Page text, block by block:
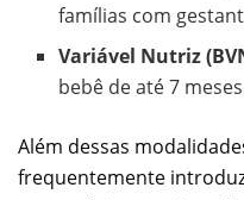
famílias com
Variável Nutriz
bebê de até 7
Além dessas
frequentemente